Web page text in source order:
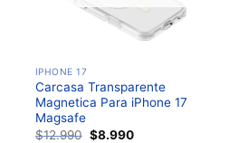
IPHONE 17
Carcasa Transparente
Magnetica Para iPhone 17
Magsafe
$12.990 $8.990